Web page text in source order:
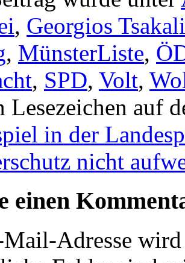
, Georgios
, MünsterListe,
, SPD, Volt,
Lesezeichen auf
in der
nicht
einen
Mail-Adresse